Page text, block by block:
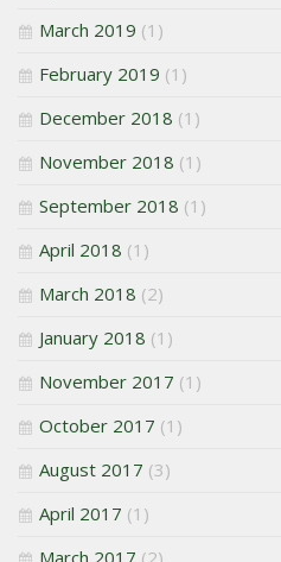
March 2019 (1)
February 2019 (1)
December 2018 (1)
November 2018 (1)
September 2018 (1)
April 2018 (1)
March 2018 (2)
January 2018 (1)
November 2017 (1)
October 2017 (1)
August 2017 (3)
April 2017 (1)